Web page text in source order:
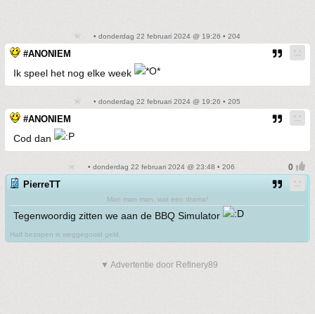
• donderdag 22 februari 2024 @ 19:26 • 204
#ANONIEM
Ik speel het nog elke week
• donderdag 22 februari 2024 @ 19:26 • 205
#ANONIEM
Cod dan
• donderdag 22 februari 2024 @ 23:48 • 206
PierreTT
Man man man, wat een drama!
Tegenwoordig zitten we aan de BBQ Simulator
Half bezopen is weggegooid geld.
▼ Advertentie door Refinery89